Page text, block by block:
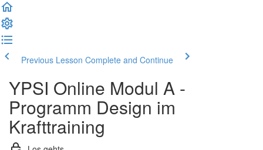
Previous Lesson Complete and Continue
YPSI Online Modul A -
Programm Design im
Krafttraining